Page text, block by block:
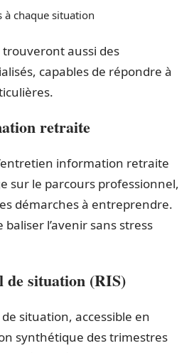
à chaque situation
aussi des
capables de répondre à
retraite
information retraite
sur le parcours professionnel,
démarches à entreprendre.
l’avenir sans stress
de situation (RIS)
situation, accessible en
synthétique des trimestres